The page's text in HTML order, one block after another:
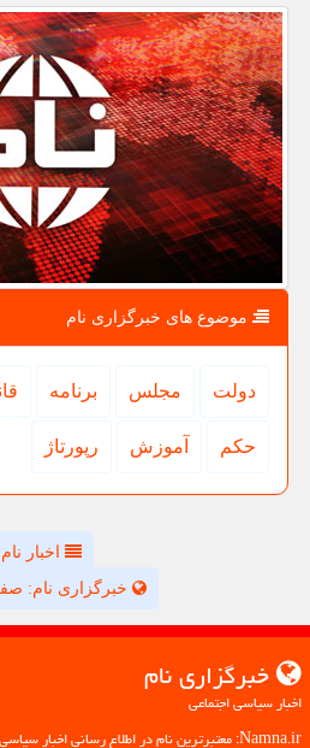
موضوع های خبرگزاری نام
دولت مجلس برنامه
حكم آموزش رپورتاژ
اخبار نام
خبرگزاری نام:
خبرگزاری نام
اخبار سیاسی اجتماعی
Namna.ir: معتبرترین نام در اطلاع رسانی اخبار سیاسی و اجتماعی، گامی مطمئن به سوی آگاهی